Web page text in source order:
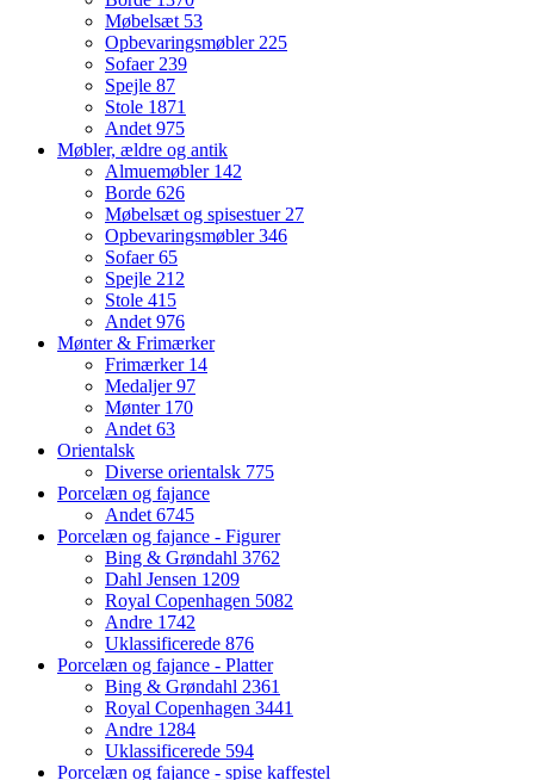
Møbelsæt 53
Opbevaringsmøbler225
Sofaer239
Spejle 87
Stole 1871
Andet975
Møbler, ældre og antik
Almuemøbler 142
Borde 626
Møbelsæt og spisestuer27
Opbevaringsmøbler346
Sofaer65
Spejle 212
Stole 415
Andet976
Mønter & Frimærker
Frimærker 14
Medaljer97
Mønter 170
Andet63
Orientalsk
Diverse orientalsk 775
Porcelæn og fajance
Andet6745
Porcelæn og fajance - Figurer
Bing & Grøndahl 3762
Dahl Jensen 1209
Royal Copenhagen 5082
Andre 1742
Uklassificerede 876
Porcelæn og fajance - Platter
Bing & Grøndahl 2361
Royal Copenhagen 3441
Andre 1284
Uklassificerede 594
Porcelæn og fajance - spise kaffestel